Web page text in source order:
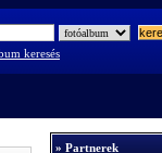
keresés
» Partnerek